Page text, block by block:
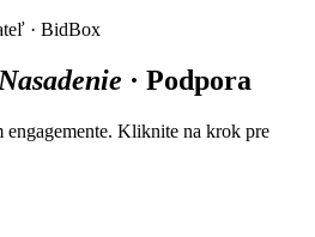
· BidBox
Nasadenie · Podpora
Kliknite na krok pre